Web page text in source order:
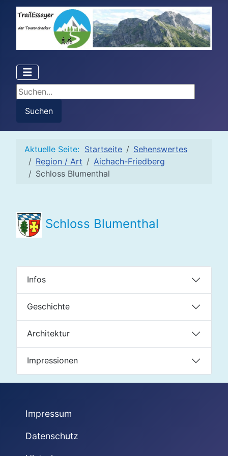
Suchen...
Suchen
Aktuelle Seite: Startseite
Sehenswertes
Region / Art
Aichach-Friedberg
Schloss Blumenthal
Schloss Blumenthal
Infos
Geschichte
Architektur
Impressionen
Impressum
Datenschutz